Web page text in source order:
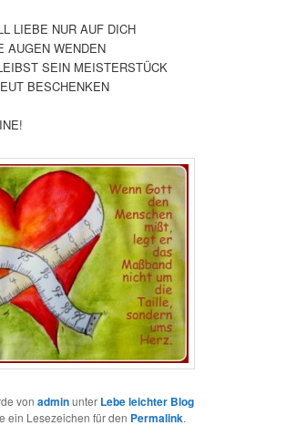
LIEBE NUR AUF DICH
AUGEN WENDEN
SEIN MEISTERSTÜCK
BESCHENKEN
vonadminunter Lebe leichter Blog
ein Lesezeichen für den Permalink.